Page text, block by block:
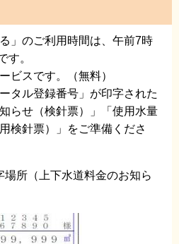
」のご利用時間は、午前7時
す。
ビスです。（無料）
タル登録番号」が印字された
らせ（検針票）」「使用水量
検針票）」をご準備くださ
場所（上下水道料金のお知ら